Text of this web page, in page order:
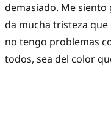
demasiado. Me
da mucha tristeza
no tengo problemas
todos, sea del color